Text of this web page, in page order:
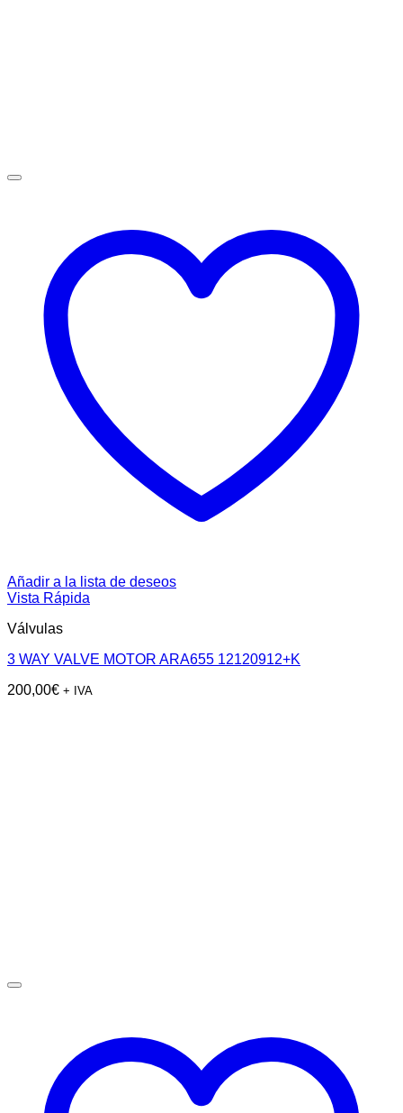
Añadir a la lista de deseos
Vista Rápida
Válvulas
3 WAY VALVE MOTOR ARA655 12120912+K
200,00€ + IVA